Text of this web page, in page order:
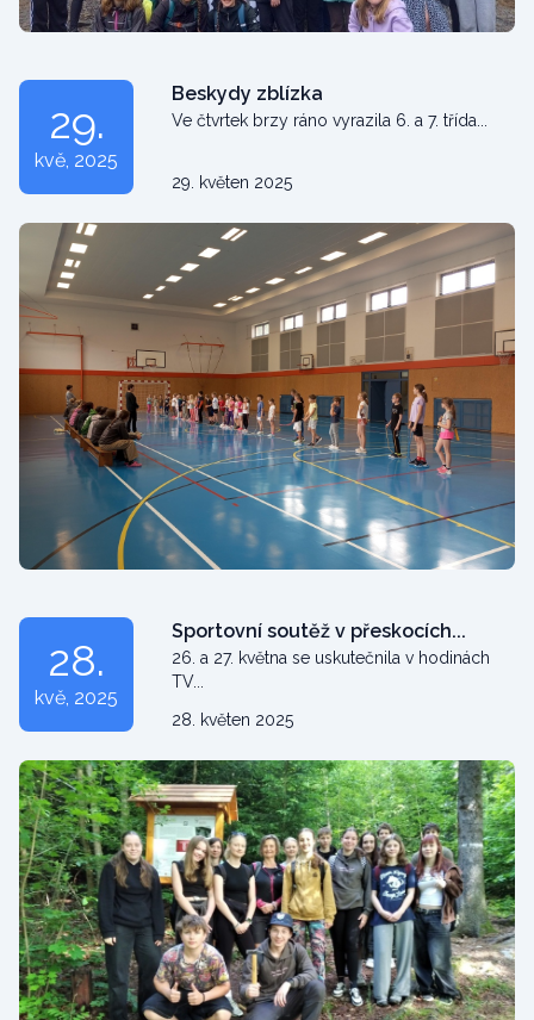
29.
kvě , 2025
Beskydy zblízka
Ve čtvrtek brzy ráno vyrazila 6. a 7. třída...
29. květen 2025
28.
kvě , 2025
Sportovní soutěž v přeskocích...
26. a 27. května se uskutečnila v hodinách
TV...
28. květen 2025